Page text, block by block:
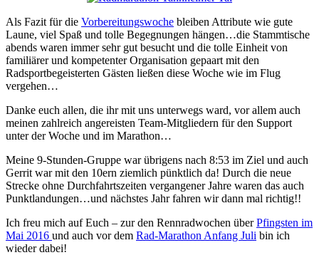
Als Fazit für die Vorbereitungswoche bleiben Attribute wie gute
Laune, viel Spaß und tolle Begegnungen hängen…die Stammtische
abends waren immer sehr gut besucht und die tolle Einheit von
familiärer und kompetenter Organisation gepaart mit den
Radsportbegeisterten Gästen ließen diese Woche wie im Flug
vergehen…
Danke euch allen, die ihr mit uns unterwegs ward, vor allem auch
meinen zahlreich angereisten Team-Mitgliedern für den Support
unter der Woche und im Marathon…
Meine 9-Stunden-Gruppe war übrigens nach 8:53 im Ziel und auch
Gerrit war mit den 10ern ziemlich pünktlich da! Durch die neue
Strecke ohne Durchfahrtszeiten vergangener Jahre waren das auch
Punktlandungen…und nächstes Jahr fahren wir dann mal richtig!!
Ich freu mich auf Euch – zur den Rennradwochen überPfingsten im
Mai 2016 und auch vor dem Rad-Marathon Anfang Juli bin ich
wieder dabei!